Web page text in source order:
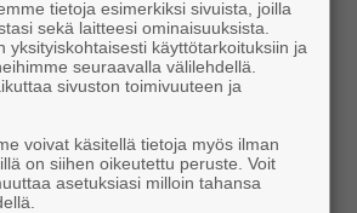
tietoja esimerkiksi sivuista, joilla
sekä laitteesi ominaisuuksista.
yksityiskohtaisesti käyttötarkoituksiin ja
seuraavalla välilehdellä.
sivuston toimivuuteen ja
voivat käsitellä tietoja myös ilman
on siihen oikeutettu peruste. Voit
asetuksiasi milloin tahansa